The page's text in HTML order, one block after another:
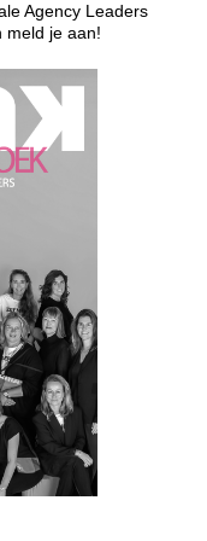
Agency Leaders
meld je aan!